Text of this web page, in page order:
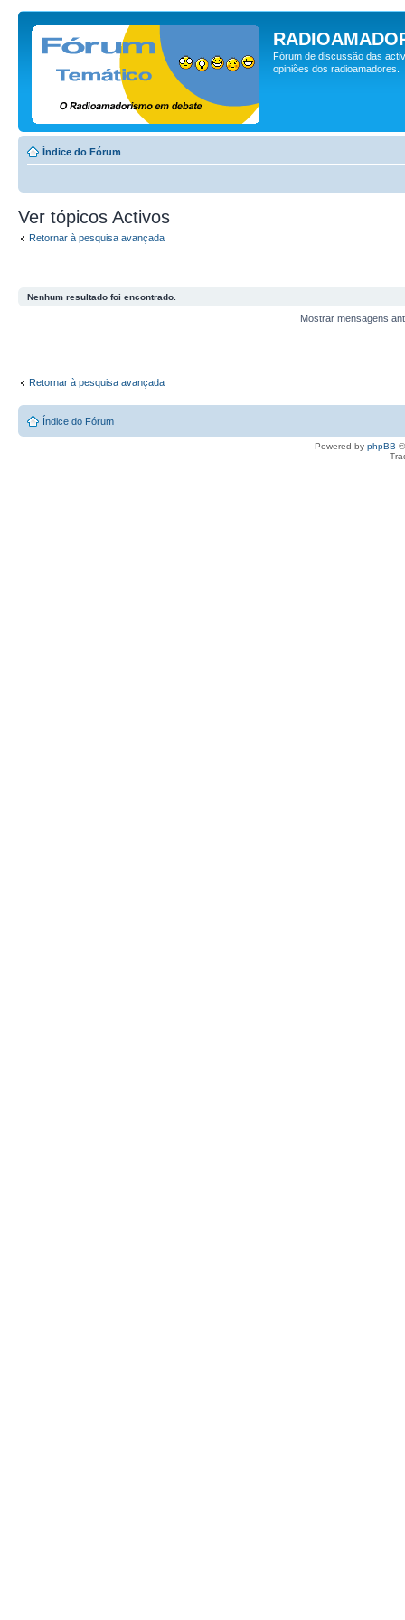
Fórum de discussão das
opiniões dos radioamadores.
Índice do Fórum
Ver tópicos Activos
Retornar à pesquisa avançada
Nenhum resultado foi encontrado.
Mostrar mensagens
Retornar à pesquisa avançada
Índice do Fórum
Powered by phpBB